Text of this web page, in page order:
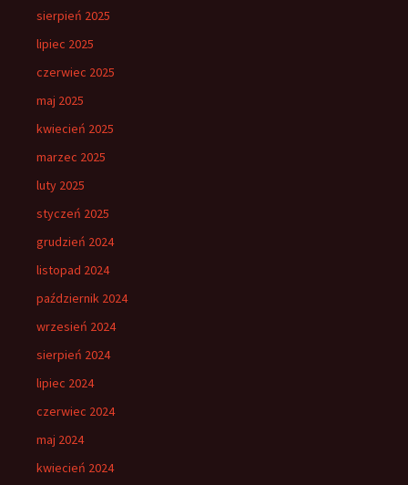
sierpień 2025
lipiec 2025
czerwiec 2025
maj 2025
kwiecień 2025
marzec 2025
luty 2025
styczeń 2025
grudzień 2024
listopad 2024
październik 2024
wrzesień 2024
sierpień 2024
lipiec 2024
czerwiec 2024
maj 2024
kwiecień 2024